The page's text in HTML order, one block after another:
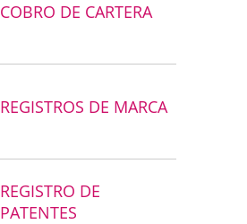
COBRO DE CARTERA
REGISTROS DE MARCA
REGISTRO DE
PATENTES